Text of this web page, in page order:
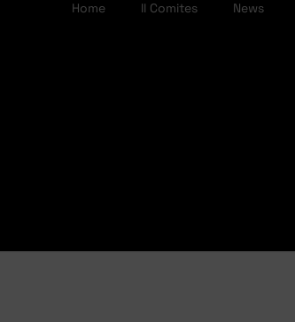
Home Il Comites News